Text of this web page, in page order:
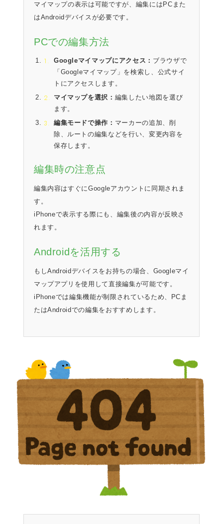
マイマップの表示は可能ですが、編集にはPCまた
はAndroidデバイスが必要です。
PCでの編集方法
Googleマイマップにアクセス： ブラウザで
「Googleマイマップ」を検索し、公式サイ
トにアクセスします。
マイマップを選択： 編集したい地図を選び
ます。
編集モードで操作： マーカーの追加、削
除、ルートの編集などを行い、変更内容を
保存します。
編集時の注意点
編集内容はすぐにGoogleアカウントに同期されま
す。
iPhoneで表示する際にも、編集後の内容が反映さ
れます。
Androidを活用する
もしAndroidデバイスをお持ちの場合、Googleマイ
マップアプリを使用して直接編集が可能です。
iPhoneでは編集機能が制限されているため、PCま
たはAndroidでの編集をおすすめします。